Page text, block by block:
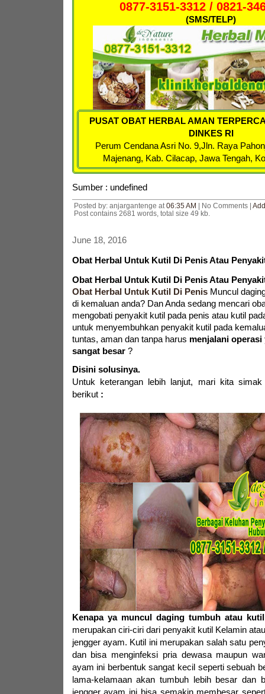
0877-3151-3312 / 0821-
(SMS/TELP)
PUSAT OBAT HERBAL AMAN
DINKES RI
Perum Cendana Asri No. 9,Jln. Raya
Majenang, Kab. Cilacap, Jawa Tengah,
Sumber : undefined
Posted by: anjargantenge at 06:35 AM | No Comments |
Post contains 2681 words, total size 49 kb.
June 18, 2016
Obat Herbal Untuk Kutil Di Penis Atau
Obat Herbal Untuk Kutil Di Penis Atau
Obat Herbal Untuk Kutil Di Penis Muncul
di kemaluan anda? Dan Anda sedang mencari
mengobati penyakit kutil pada penis atau kutil
untuk menyembuhkan penyakit kutil pada
tuntas, aman dan tanpa harus menjalani operasi
sangat besar ?
Disini solusinya.
Untuk keterangan lebih lanjut, mari kita simak
berikut:
Kenapa ya muncul daging tumbuh atau
merupakan ciri-ciri dari penyakit kutil Kelamin
jengger ayam. Kutil ini merupakan salah satu
dan bisa menginfeksi pria dewasa maupun
ayam ini berbentuk sangat kecil seperti sebuah
lama-kelamaan akan tumbuh lebih besar dan
jengger ayam ini bisa semakin membesar